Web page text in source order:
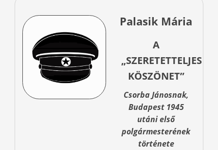
Palasik Mária
A
„SZERETETTELJES
KÖSZÖNET”
Csorba Jánosnak,
Budapest 1945
utáni első
polgármesterének
története